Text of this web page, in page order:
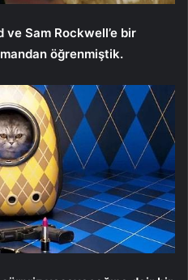
Sam Rockwell’e bir
öğrenmiştik.